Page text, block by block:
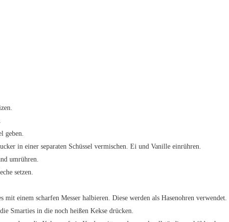
geben.
in einer separaten Schüssel vermischen. Ei und Vanille einrühren.
umrühren.
setzen.
mit einem scharfen Messer halbieren. Diese werden als Hasenohren verwendet.
Smarties in die noch heißen Kekse drücken.